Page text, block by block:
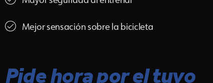
Mejor sensación sobre la bicicleta
Pide hora por el tuyo